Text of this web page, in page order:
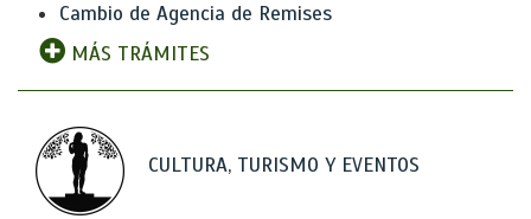
Cambio de Agencia de Remises
MÁS TRÁMITES
CULTURA, TURISMO Y EVENTOS